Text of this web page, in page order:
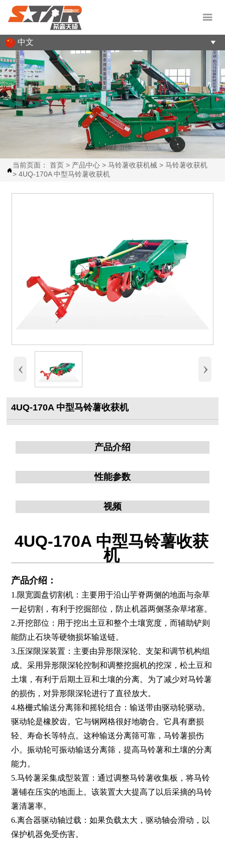

中文 

当前页面：首页 > 产品中心 >马铃薯收获机械 >马铃薯收获机
>4UQ-170A 中型马铃薯收获机
‹ ›
4UQ-170A 中型马铃薯收获机
产品介绍
性能参数
视频
4UQ-170A 中型马铃薯收获
机
产品介绍：
1.限宽圆盘切割机：主要用于沿山芋脊两侧的地面与杂草
一起切割，有利于挖掘部位，防止机器两侧茎杂草堵塞。
2.开挖部位：用于挖出土豆和整个土壤宽度，而辅助铲则
能防止石块等硬物损坏输送链。
3.压深限深装置：主要由异形限深轮、支架和调节机构组
成。采用异形限深轮控制和调整挖掘机的挖深，松土豆和
土壤，有利于后期土豆和土壤的分离。为了减少对马铃薯
的损伤，对异形限深轮进行了直径放大。
4.格栅式输送分离筛和摇轮组合：输送带由驱动轮驱动。
驱动轮是橡胶齿。它与钢网格很好地吻合。它具有磨损
轻、寿命长等特点。这种输送分离筛可靠，马铃薯损伤
小。振动轮可振动输送分离筛，提高马铃薯和土壤的分离
能力。
5.马铃薯采集成型装置：通过调整马铃薯收集板，将马铃
薯铺在压实的地面上。该装置大大提高了以后采摘的马铃
薯清薯率。
6.离合器驱动轴过载：如果负载太大，驱动轴会滑动，以
保护机器免受伤害。